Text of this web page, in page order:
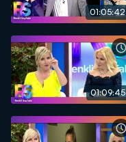
01:05:42
01:09:45